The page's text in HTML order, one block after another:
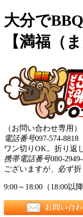
大分で
【満福（
（お問い合わせ専用）
電話番号097-574-8818
ワン切りOK。折り返
携帯電話番号080-
ございますが、必ず折
9:00～18:00（18:00以